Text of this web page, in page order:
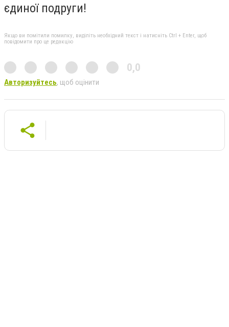
єдиної подруги!
Якщо ви помітили помилку, виділіть необхідний текст і натисніть Ctrl + Enter, щоб
повідомити про це редакцію
0,0
Авторизуйтесь, щоб оцінити